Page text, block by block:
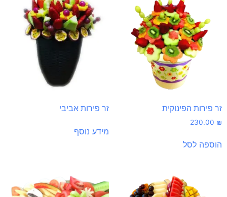
זר פירות הפינוקית
230.00 ₪
הוספה לסל
זר פירות אביבי
מידע נוסף